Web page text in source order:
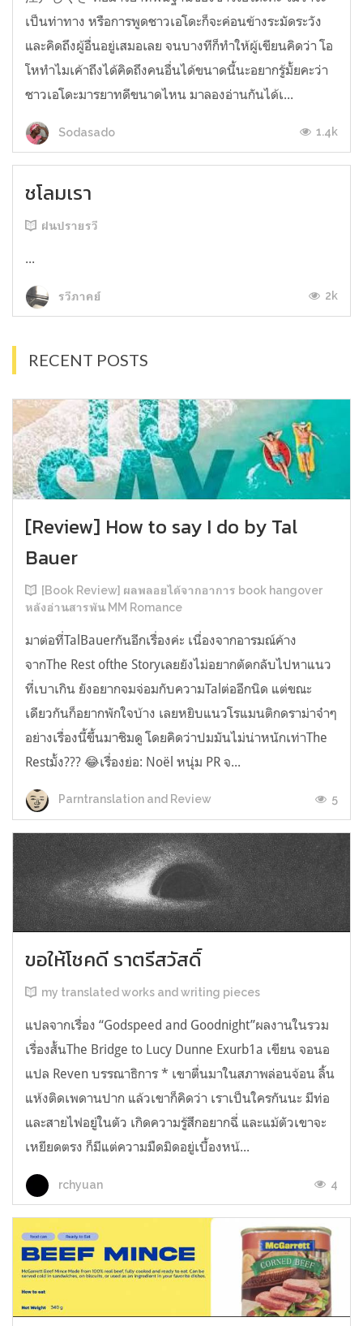
เป็นท่าทาง หรือการพูดชาวเอโดะก็จะค่อนข้างระมัดระวัง
และคิดถึงผู้อื่นอยู่เสมอเลย จนบางทีก็ทำให้ผู้เขียนคิดว่า โอ
โหทำไมเค้าถึงได้คิดถึงคนอื่นได้ขนาดนี้นะอยากรู้มั้ยคะว่า
ชาวเอโดะมารยาทดีขนาดไหน มาลองอ่านกันได้เ...
Sodasado 1.4k
ชโลมเรา
ฝนปรายรวี
...
รวีภาคย์ 2k
RECENT POSTS
[Review] How to say I do by Tal
Bauer
[Book Review] ผลพลอยได้จากอาการ book hangover
หลังอ่านสารพัน MM Romance
มาต่อที่TalBauerกันอีกเรื่องค่ะ เนื่องจากอารมณ์ค้าง
จากThe Rest ofthe Storyเลยยังไม่อยากตัดกลับไปหาแนว
ที่เบาเกิน ยังอยากจมจ่อมกับความTalต่ออีกนิด แต่ขณะ
เดียวกันก็อยากพักใจบ้าง เลยหยิบแนวโรแมนติกดราม่าจ๋าๆ
อย่างเรื่องนี้ขึ้นมาชิมดู โดยคิดว่าปมมันไม่น่าหนักเท่าThe
Restมั้ง??? 😂เรื่องย่อ: Noël หนุ่ม PR จ...
Parntranslation and Review 5
ขอให้โชคดี ราตรีสวัสดิ์
my translated works and writing pieces
แปลจากเรื่อง “Godspeed and Goodnight”ผลงานในรวม
เรื่องสั้นThe Bridge to Lucy Dunne Exurb1a เขียน จอนอ
แปล Reven บรรณาธิการ * เขาตื่นมาในสภาพล่อนจ้อน ลิ้น
แห้งติดเพดานปาก แล้วเขาก็คิดว่า เราเป็นใครกันนะ มีท่อ
และสายไฟอยู่ในตัว เกิดความรู้สึกอยากฉี่ และแม้ตัวเขาจะ
เหยียดตรง ก็มีแต่ความมืดมิดอยู่เบื้องหน้...
rchyuan 4